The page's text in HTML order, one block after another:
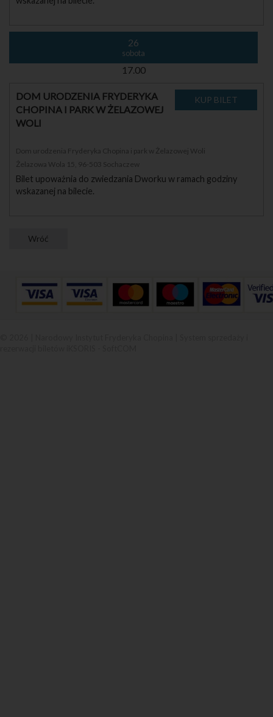
26
sobota
17.00
DOM URODZENIA FRYDERYKA
CHOPINA I PARK W ŻELAZOWEJ
WOLI
Dom urodzenia Fryderyka Chopina i park w Żelazowej Woli
Żelazowa Wola 15, 96-503 Sochaczew
Bilet upoważnia do zwiedzania Dworku w ramach godziny
wskazanej na bilecie.